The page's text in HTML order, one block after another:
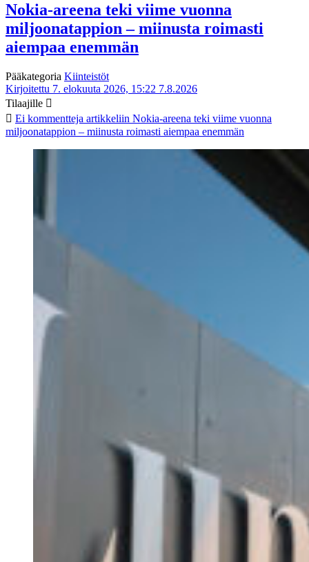
Nokia-areena teki viime vuonna
miljoonatappion – miinusta roimasti
aiempaa enemmän
Pääkategoria Kiinteistöt
Kirjoitettu 7. elokuuta 2026, 15:22 7.8.2026
Tilaajille
Ei kommentteja artikkeliin Nokia-areena teki viime vuonna
miljoonatappion – miinusta roimasti aiempaa enemmän